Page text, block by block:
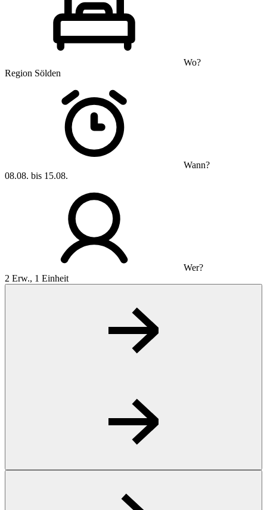
Wo?
Region Sölden
Wann?
08.08. bis 15.08.
Wer?
2 Erw., 1 Einheit